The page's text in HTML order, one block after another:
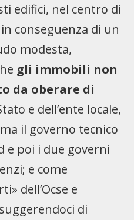
edifici, nel centro di
conseguenza di un
modesta,
gli immobili non
da oberare di
e dell’ente locale,
il governo tecnico
e poi i due governi
e come
dell’Ocse e
di